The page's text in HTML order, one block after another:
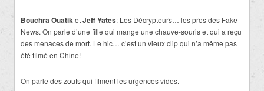
Bouchra OuatiketJeff Yates: Les Décrypteurs… les pros des Fake
News. On parle d’une fille qui mange une chauve-souris et qui a reçu
des menaces de mort. Le hic… c’est un vieux clip qui n’a même pas
été filmé en Chine!
On parle des zoufs qui filment les urgences vides.